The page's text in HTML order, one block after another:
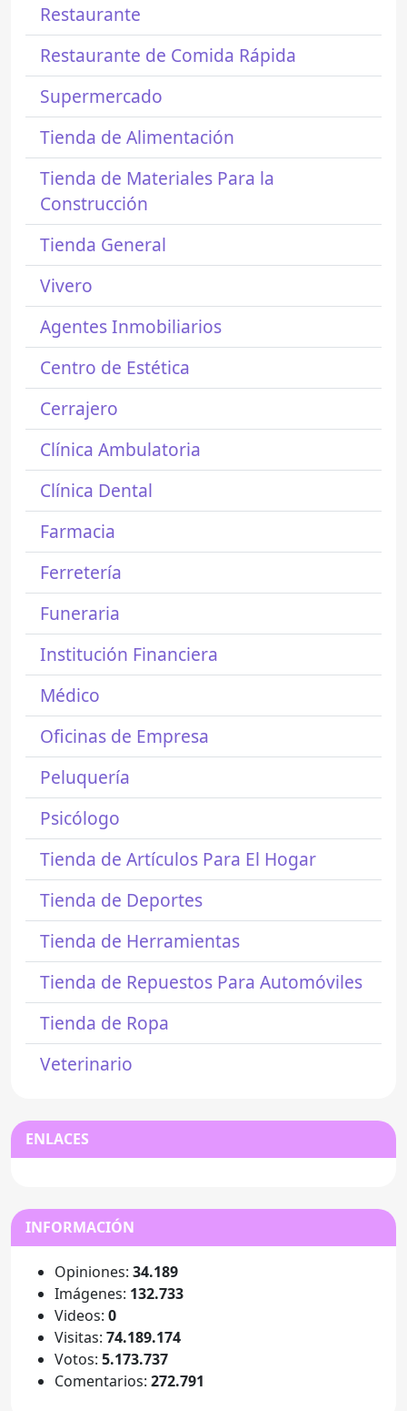
Restaurante
Restaurante de Comida Rápida
Supermercado
Tienda de Alimentación
Tienda de Materiales Para la
Construcción
Tienda General
Vivero
Agentes Inmobiliarios
Centro de Estética
Cerrajero
Clínica Ambulatoria
Clínica Dental
Farmacia
Ferretería
Funeraria
Institución Financiera
Médico
Oficinas de Empresa
Peluquería
Psicólogo
Tienda de Artículos Para El Hogar
Tienda de Deportes
Tienda de Herramientas
Tienda de Repuestos Para Automóviles
Tienda de Ropa
Veterinario
ENLACES
INFORMACIÓN
Opiniones: 34.189
Imágenes: 132.733
Videos: 0
Visitas: 74.189.174
Votos: 5.173.737
Comentarios: 272.791